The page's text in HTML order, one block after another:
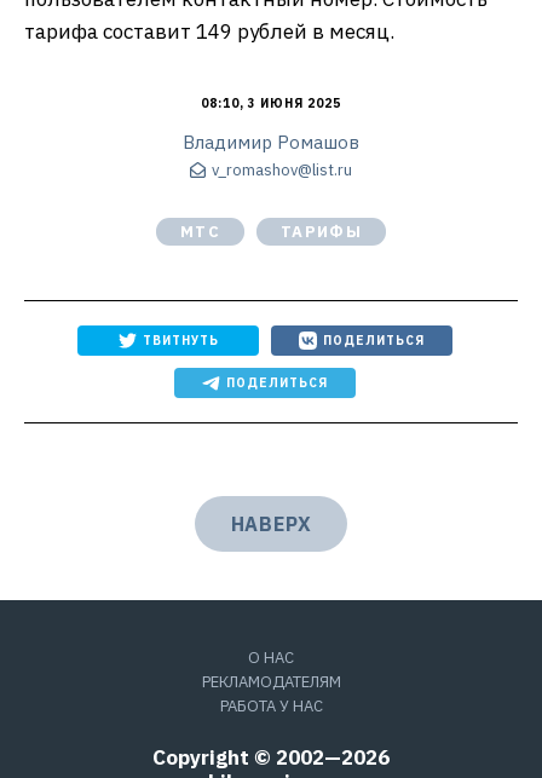
тарифа составит 149 рублей в месяц.
08:10, 3 ИЮНЯ 2025
Владимир Ромашов
v_romashov@list.ru
МТС ТАРИФЫ
ТВИТНУТЬ ПОДЕЛИТЬСЯ
ПОДЕЛИТЬСЯ
НАВЕРХ
О НАС
РЕКЛАМОДАТЕЛЯМ
РАБОТА У НАС
Copyright © 2002—2026